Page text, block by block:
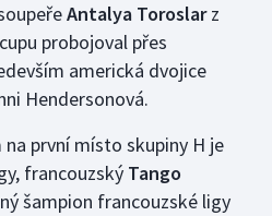
Antalya Toroslarz
probojoval přes
americká dvojice
Hendersonová.
první místo skupiny H je
francouzský Tango
šampion francouzské ligy